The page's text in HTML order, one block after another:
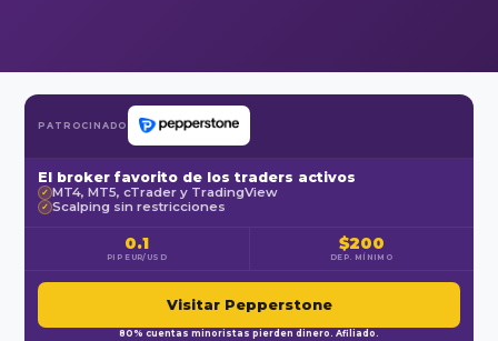
PATROCINADO
El broker favorito de los traders activos
✓ MT4, MT5, cTrader y TradingView
✓ Scalping sin restricciones
0.1
PIP EUR/USD
$200
DEP. MÍNIMO
Visitar Pepperstone
80% cuentas minoristas pierden dinero. Afiliado.